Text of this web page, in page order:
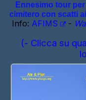
Ennesimo tour
cimitero con scatti
Info: AFIMS -
(- Clicca su